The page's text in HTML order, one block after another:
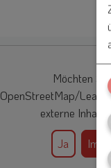
Möchten
OpenStreetMap/
externe
Ja Immer